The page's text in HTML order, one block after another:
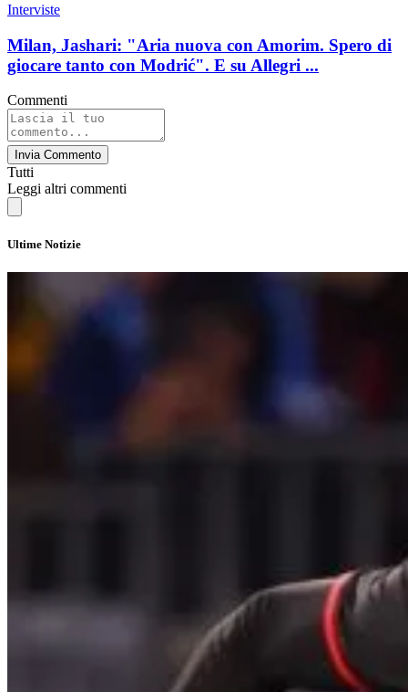
Interviste
Milan, Jashari: "Aria nuova con Amorim. Spero di
giocare tanto con Modrić". E su Allegri ...
Commenti
Invia Commento
Tutti
Leggi altri commenti
Ultime Notizie